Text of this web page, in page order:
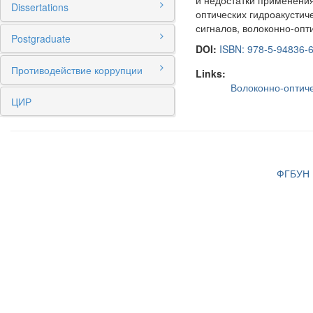
Dissertations
Postgraduate
Противодействие коррупции
ЦИР
оптических
сигналов, волоконно-
DOI: ISBN: 978-5-94836-
Links:
Волоконно-
ФГБУН